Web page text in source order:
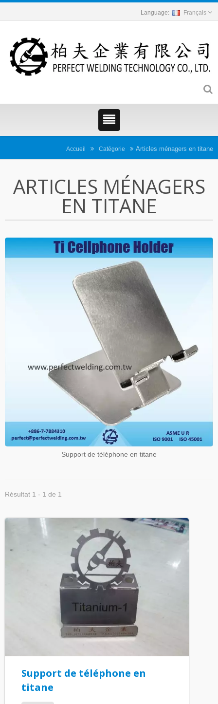
Français
Accueil Catégorie Articles ménagers en titane
ARTICLES MÉNAGERS
EN TITANE
Support de téléphone en titane
Résultat 1 - 1 de 1
Support de téléphone en
titane